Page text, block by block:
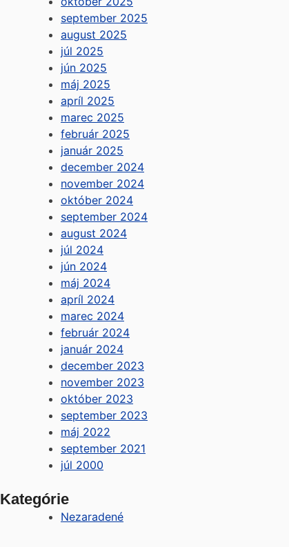
september 2025
august 2025
júl 2025
jún 2025
máj 2025
apríl 2025
marec 2025
február 2025
január 2025
december 2024
november 2024
október 2024
september 2024
august 2024
júl 2024
jún 2024
máj 2024
apríl 2024
marec 2024
február 2024
január 2024
december 2023
november 2023
október 2023
september 2023
máj 2022
september 2021
júl 2000
Kategórie
Nezaradené